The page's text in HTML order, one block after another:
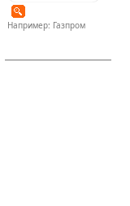
Например: Газпром